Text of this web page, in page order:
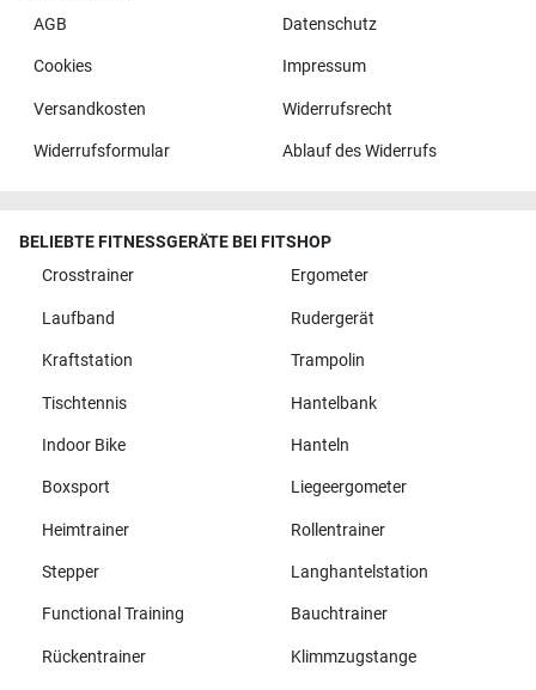
AGB
Datenschutz
Cookies Impressum
Versandkosten Widerrufsrecht
Widerrufsformular Ablauf des Widerrufs
BELIEBTE FITNESSGERÄTE BEI FITSHOP
Crosstrainer
Ergometer
Laufband Rudergerät
Kraftstation Trampolin
Tischtennis Hantelbank
Indoor Bike Hanteln
Boxsport Liegeergometer
Heimtrainer Rollentrainer
Stepper Langhantelstation
Functional Training Bauchtrainer
Rückentrainer Klimmzugstange